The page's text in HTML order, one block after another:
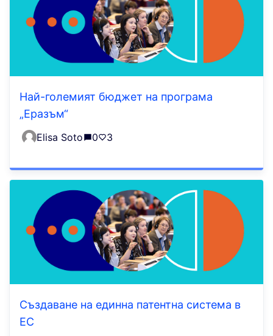
Най-големият бюджет на програма
„Еразъм“
Elisa Soto 0 3
Създаване на единна патентна система в
ЕС